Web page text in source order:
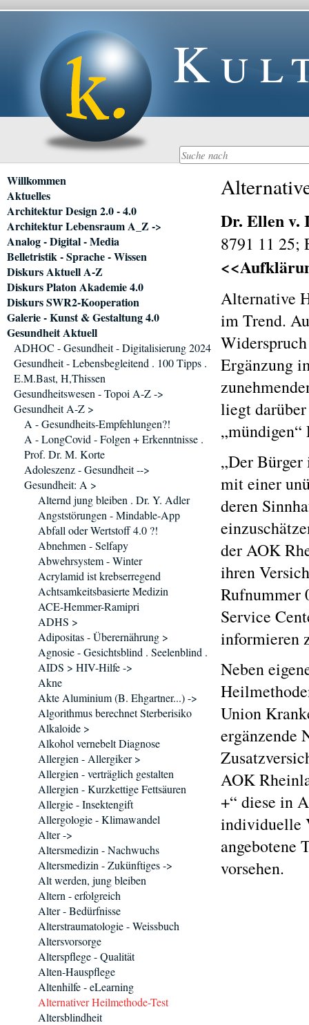
Dr. Ellen v.
8791 11
Alternative
im Trend.
Ergänzung
liegt
„mündigen“
„Der
mit einer
deren
der AOK
ihren
Rufnummer
Service
informieren
Neben
Union
ergänzende
AOK
+“ diese in
individuelle
angebotene
vorsehen.
Navigation
überspringen
Willkommen
Aktuelles
Architektur Design 2.0 - 4.0
Architektur Lebensraum A_Z ->
Analog - Digital - Media
Belletristik - Sprache - Wissen
Diskurs Aktuell A-Z
Diskurs Platon Akademie 4.0
Diskurs SWR2-Kooperation
Galerie - Kunst & Gestaltung 4.0
Gesundheit Aktuell
ADHOC - Gesundheit - Digitalisierung 2024
Gesundheit - Lebensbegleitend . 100 Tipps .
E.M.Bast, H,Thissen
Gesundheitswesen - Topoi A-Z ->
Gesundheit A-Z >
A - Gesundheits-Empfehlungen?!
A - LongCovid - Folgen + Erkenntnisse .
Prof. Dr. M. Korte
Adoleszenz - Gesundheit -->
Gesundheit: A >
Alternd jung bleiben . Dr. Y. Adler
Angststörungen - Mindable-App
Abfall oder Wertstoff 4.0 ?!
Abnehmen - Selfapy
Abwehrsystem - Winter
Acrylamid ist krebserregend
Achtsamkeitsbasierte Medizin
ACE-Hemmer-Ramipri
ADHS >
Adipositas - Überernährung >
Agnosie - Gesichtsblind . Seelenblind .
AIDS > HIV-Hilfe ->
Akne
Akte Aluminium (B. Ehgartner...) ->
Algorithmus berechnet Sterberisiko
Alkaloide >
Alkohol vernebelt Diagnose
Allergien - Allergiker >
Allergien - verträglich gestalten
Allergien - Kurzkettige Fettsäuren
Allergie - Insektengift
Allergologie - Klimawandel
Alter ->
Altersmedizin - Nachwuchs
Altersmedizin - Zukünftiges ->
Alt werden, jung bleiben
Altern - erfolgreich
Alter - Bedürfnisse
Alterstraumatologie - Weissbuch
Altersvorsorge
Alterspflege - Qualität
Alten-Hauspflege
Altenhilfe - eLearning
Alternativer Heilmethode-Test
Altersblindheit